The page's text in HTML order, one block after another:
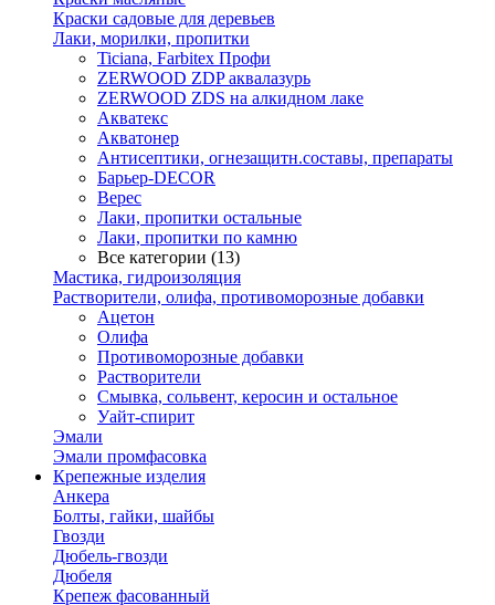
Краски садовые для деревьев
Лаки, морилки, пропитки
Ticiana, Farbitex Профи
ZERWOOD ZDP аквалазурь
ZERWOOD ZDS на алкидном лаке
Акватекс
Акватонер
Антисептики, огнезащитн.составы, препараты
Барьер-DECOR
Верес
Лаки, пропитки остальные
Лаки, пропитки по камню
Все категории (13)
Мастика, гидроизоляция
Растворители, олифа, противоморозные добавки
Ацетон
Олифа
Противоморозные добавки
Растворители
Смывка, сольвент, керосин и остальное
Уайт-спирит
Эмали
Эмали промфасовка
Крепежные изделия
Анкера
Болты, гайки, шайбы
Гвозди
Дюбель-гвозди
Дюбеля
Крепеж фасованный